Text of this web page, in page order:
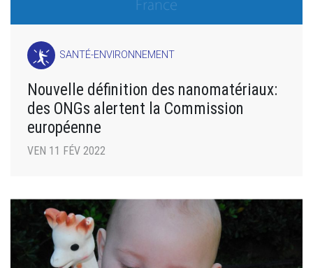
SANTÉ-ENVIRONNEMENT
Nouvelle définition des nanomatériaux:
des ONGs alertent la Commission
européenne
VEN 11 FÉV 2022